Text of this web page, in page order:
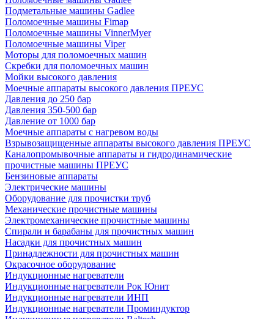
Подметальные машины Gadlee
Поломоечные машины Fimap
Поломоечные машины VinnerMyer
Поломоечные машины Viper
Моторы для поломоечных машин
Скребки для поломоечных машин
Мойки высокого давления
Моечные аппараты высокого давления ПРЕУС
Давления до 250 бар
Давления 350-500 бар
Давление от 1000 бар
Моечные аппараты с нагревом воды
Взрывозащищенные аппараты высокого давления ПРЕУС
Каналопромывочные аппараты и гидродинамические
прочистные машины ПРЕУС
Бензиновые аппараты
Электрические машины
Оборудование для прочистки труб
Механические прочистные машины
Электромеханические прочистные машины
Спирали и барабаны для прочистных машин
Насадки для прочистных машин
Принадлежности для прочистных машин
Окрасочное оборудование
Индукционные нагреватели
Индукционные нагреватели Рок Юнит
Индукционные нагреватели ИНП
Индукционные нагреватели Проминдуктор